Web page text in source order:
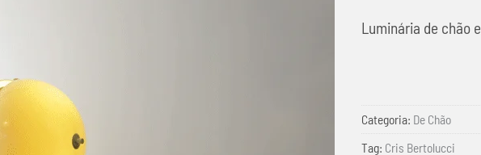
Luminária de chão
Categoria: De Chão
Tag: Cris Bertolucci